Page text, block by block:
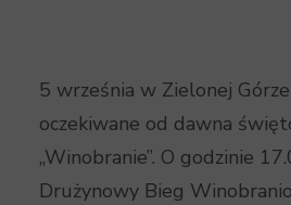
5 września w Zielonej
oczekiwane od dawna
„Winobranie”. O godzinie
Drużynowy Bieg